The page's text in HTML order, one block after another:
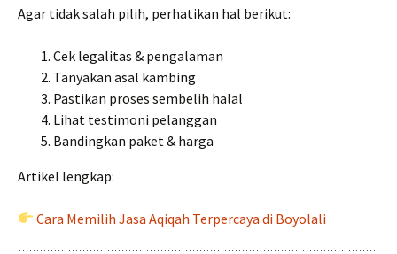
Agar tidak salah pilih, perhatikan hal berikut:
Cek legalitas & pengalaman
Tanyakan asal kambing
Pastikan proses sembelih halal
Lihat testimoni pelanggan
Bandingkan paket & harga
Artikel lengkap:
Cara Memilih Jasa Aqiqah Terpercaya di Boyolali